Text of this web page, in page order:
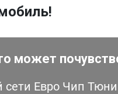
может
Евро Чип